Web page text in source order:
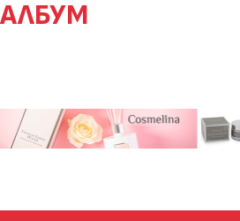
АЛБУМ